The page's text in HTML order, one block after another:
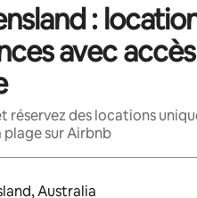
:
avec
réservez des locations
plage sur Airbnb
résultats s'affichent, utilisez